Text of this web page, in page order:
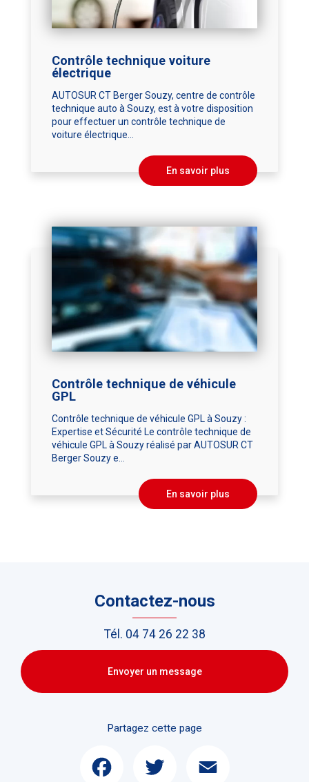
Contrôle technique voiture
électrique
AUTOSUR CT Berger Souzy, centre de contrôle
technique auto à Souzy, est à votre disposition
pour effectuer un contrôle technique de
voiture électrique...
En savoir plus
Contrôle technique de véhicule
GPL
Contrôle technique de véhicule GPL à Souzy :
Expertise et Sécurité Le contrôle technique de
véhicule GPL à Souzy réalisé par AUTOSUR CT
Berger Souzy e...
En savoir plus
Contactez-nous
Tél. 04 74 26 22 38
Envoyer un message
Partagez cette page